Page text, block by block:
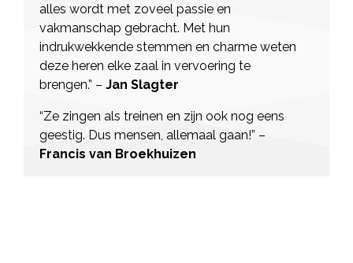
alles wordt met zoveel passie en
vakmanschap gebracht. Met hun
indrukwekkende stemmen en charme weten
deze heren elke zaal in vervoering te
brengen.” – Jan Slagter
“Ze zingen als treinen en zijn ook nog eens
geestig. Dus mensen, allemaal gaan!” –
Francis van Broekhuizen